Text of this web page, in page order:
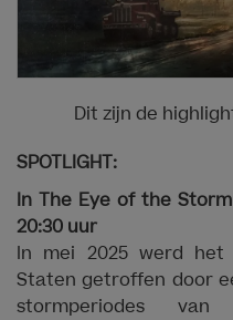
Dit zijn de
SPOTLIGHT:
In The Eye of the
20:30 uur
In mei 2025 werd het
Staten getroffen door
stormperiodes